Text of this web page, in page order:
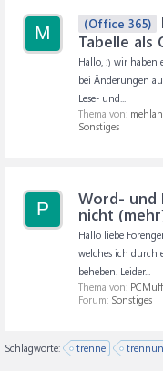
M (Office 365)
Tabelle als
Hallo, :) wir haben
bei Änderungen
Lese- und...
Thema von:
Sonstiges
P
Word- und
nicht
Hallo liebe
welches ich durch
beheben. Leider...
Thema von:
Forum: Sonstiges
Schlagworte: trenne